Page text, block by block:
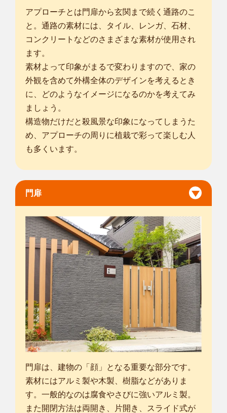
アプローチとは門扉から玄関まで続く通路のこ
と。通路の素材には、タイル、レンガ、石材、
コンクリートなどのさまざまな素材が使用され
ます。
素材よって印象がまるで変わりますので、家の
外観を含めて外構全体のデザインを考えるとき
に、どのようなイメージになるのかを考えてみ
ましょう。
構造物だけだと殺風景な印象になってしまうた
め、アプローチの周りに植栽で彩って楽しむ人
も多くいます。
門扉
門扉は、建物の「顔」となる重要な部分です。
素材にはアルミ製や木製、樹脂などがありま
す。一般的なのは腐食やさびに強いアルミ製。
また開閉方法は両開き、片開き、スライド式が